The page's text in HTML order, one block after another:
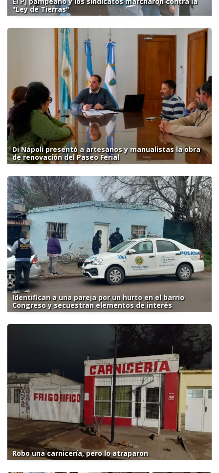
"Ley de Tierras"
Di Nápoli presentó a artesanos y manualistas la obra
de renovación del Paseo Ferial
Identifican a una pareja por un hurto en el barrio
Congreso y secuestran elementos de interés
Robo una carnicería, pero lo atraparon